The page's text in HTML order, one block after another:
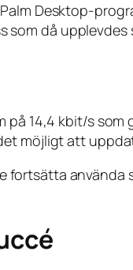
Desktop-
då upplevdes
14,4 kbit/s
möjligt att